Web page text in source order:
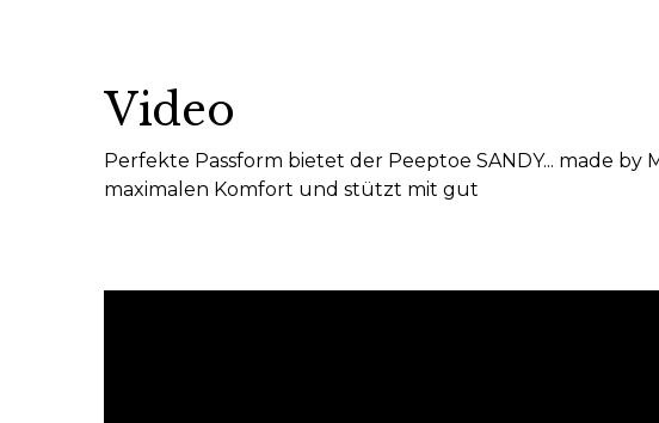
Video
Perfekte Passform bietet der Peeptoe SANDY... made by
maximalen Komfort und stützt mit gut